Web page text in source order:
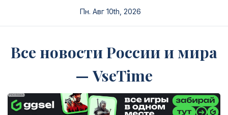
Пн. Авг 10th, 2026
Все новости России и мира
— VseTime